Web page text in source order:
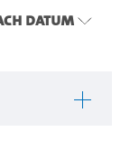
Datum